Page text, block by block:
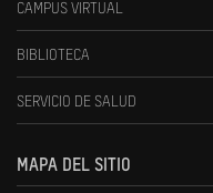
CAMPUS VIRTUAL
BIBLIOTECA
SERVICIO DE SALUD
MAPA DEL SITIO